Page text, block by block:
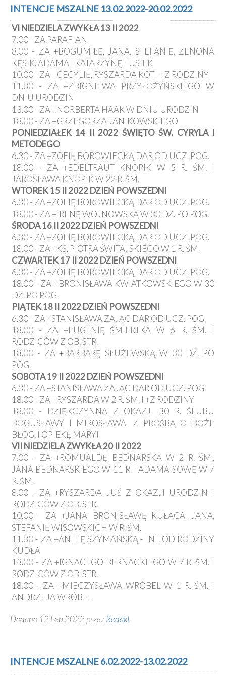
Kancelaria
Galeria
Nowy
Staw
Kapituła
Kolegiacka
Polecane
strony
Ochrona
Małoletnich
INTENCJE MSZALNE 13.02.2022-20.02.2022
VI NIEDZIELA ZWYKŁA 13 II 2022
7.00 - ZA PARAFIAN
8.00 - ZA +BOGUMIŁĘ, JANA, STEFANIĘ, ZENONA
KĘSIK, ADAMA I KATARZYNĘ FUSIEK
10.00 - ZA +CECYLIĘ, RYSZARDA KOT I +Z RODZINY
11.30 - ZA +ZBIGNIEWA PRZYŁOŻYŃSKIEGO W
DNIU URODZIN
13.00 - ZA +NORBERTA HAAK W DNIU URODZIN
18.00 - ZA +GRZEGORZA JANIKOWSKIEGO
PONIEDZIAŁEK 14 II 2022 ŚWIĘTO ŚW. CYRYLA I
METODEGO
6.30 - ZA +ZOFIĘ BOROWIECKĄ DAR OD UCZ. POG.
18.00 - ZA +EDELTRAUT KNOPIK W 5 R. ŚM. I
JAROSŁAWA KNOPIK W 22 R. ŚM.
WTOREK 15 II 2022 DZIEŃ POWSZEDNI
6.30 - ZA +ZOFIĘ BOROWIECKĄ DAR OD UCZ. POG.
18.00 - ZA +IRENĘ WOJNOWSKĄ W 30 DZ. PO POG.
ŚRODA 16 II 2022 DZIEŃ POWSZEDNI
6.30 - ZA +ZOFIĘ BOROWIECKĄ DAR OD UCZ. POG.
18.00 - ZA +KS. PIOTRA ŚWITAJSKIEGO W 1 R. ŚM.
CZWARTEK 17 II 2022 DZIEŃ POWSZEDNI
6.30 - ZA +ZOFIĘ BOROWIECKĄ DAR OD UCZ. POG.
18.00 - ZA +BRONISŁAWA KWIATKOWSKIEGO W 30
DZ. PO POG.
PIĄTEK 18 II 2022 DZIEŃ POWSZEDNI
6.30 - ZA +STANISŁAWA ZAJĄC DAR OD UCZ. POG.
18.00 - ZA +EUGENIĘ ŚMIERTKA W 6 R. ŚM. I
RODZICÓW Z OB. STR.
18.00 - ZA +BARBARĘ SŁUŻEWSKĄ W 30 DZ. PO
POG.
SOBOTA 19 II 2022 DZIEŃ POWSZEDNI
6.30 - ZA +STANISŁAWA ZAJĄC DAR OD UCZ. POG.
18.00 - ZA +RYSZARDA W 2 R. ŚM. I +Z RODZINY
18.00 - DZIĘKCZYNNA Z OKAZJI 30 R. ŚLUBU
BOGUSŁAWY I MIROSŁAWA, Z PROŚBĄ O BOŻE
BŁOG. I OPIEKĘ MARYI
VII NIEDZIELA ZWYKŁA 20 II 2022
7.00 - ZA +ROMUALDĘ BEDNARSKĄ W 2 R. ŚM.,
JANA BEDNARSKIEGO W 11 R. I ADAMA SOWĘ W 7
R. ŚM.
8.00 - ZA +RYSZARDA JUŚ Z OKAZJI URODZIN I
RODZICÓW Z OB. STR.
10.00 - ZA +JANA, BRONISŁAWĘ KUŁAGA, JANA,
STEFANIĘ WISOWSKICH W R. ŚM.
11.30 - ZA +ANETĘ SZYMAŃSKĄ - INT. OD RODZINY
KUDŁA
13.00 - ZA +IGNACEGO BERNACKIEGO W 7 R. ŚM. I
RODZICÓW Z OB. STR.
18.00 - ZA +MIECZYSŁAWA WRÓBEL W 1 R. ŚM. I
ANDRZEJA WRÓBEL
Dodano 12 Feb 2022 przezRedakt
INTENCJE MSZALNE 6.02.2022-13.02.2022